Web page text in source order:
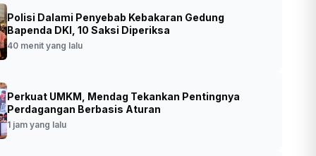
Dorong Balai K3 Jadi Garda
Pencegahan Kecelakaan Kerja
yang lalu •
(SinPo.id/Kemnaker)
Polisi Dalami Penyebab Kebakaran Gedung
Bapenda DKI, 10 Saksi Diperiksa
40 menit yang lalu
Perkuat UMKM, Mendag Tekankan Pentingnya
Perdagangan Berbasis Aturan
1 jam yang lalu